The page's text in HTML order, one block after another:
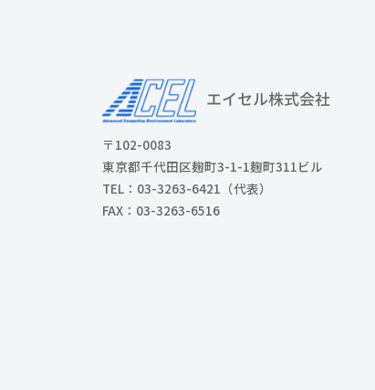
〒102-0083
東京都千代田区麹町3-1-1麹町311ビル
TEL：03-3263-6421（代表）
FAX：03-3263-6516